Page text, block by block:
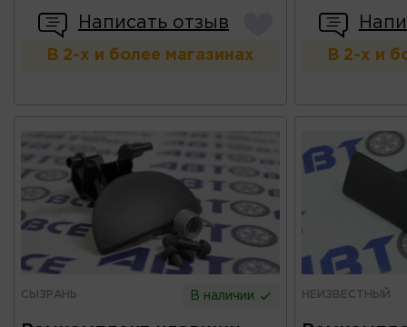
Написать отзыв
В 2-х и более магазинах В 2-х и
СЫЗРАНЬ В наличии НЕИЗВЕСТНЫЙ